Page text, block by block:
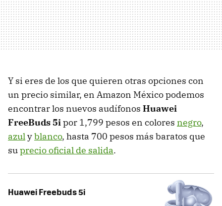
Y si eres de los que quieren otras opciones con
un precio similar, en Amazon México podemos
encontrar los nuevos audífonos Huawei
FreeBuds 5ipor 1,799 pesos en colores negro,
azulyblanco, hasta 700 pesos más baratos que
suprecio oficial de salida.
Huawei Freebuds 5i